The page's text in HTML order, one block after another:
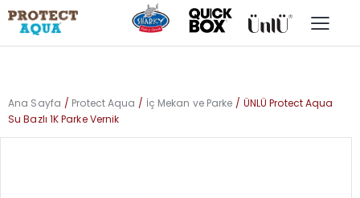
Ana Sayfa Protect Aqua İç Mekan ve Parke
ÜNLÜ Protect Aqua
Su Bazlı 1K Parke Vernik